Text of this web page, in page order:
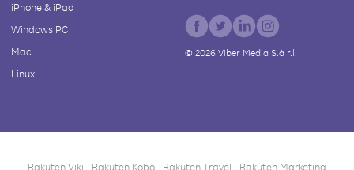
iPhone & iPad
Windows PC
Mac
Linux
© 2026Viber Media S.à r.l.
Rakuten Viki Rakuten Kobo Rakuten Travel Rakuten Marketing